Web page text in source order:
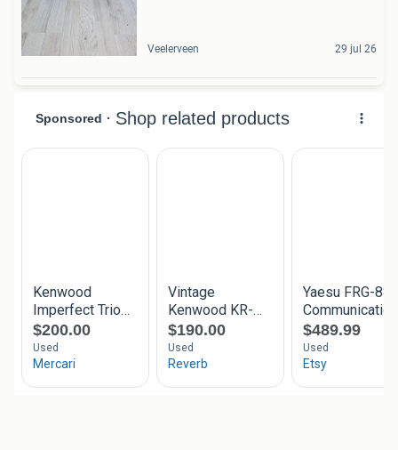
Veelerveen 29 jul 26